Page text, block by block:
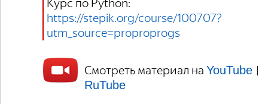
Курс по Python:
https://stepik.org/course/100707?
utm_source=proproprogs
Смотреть материал на YouTube |
RuTube